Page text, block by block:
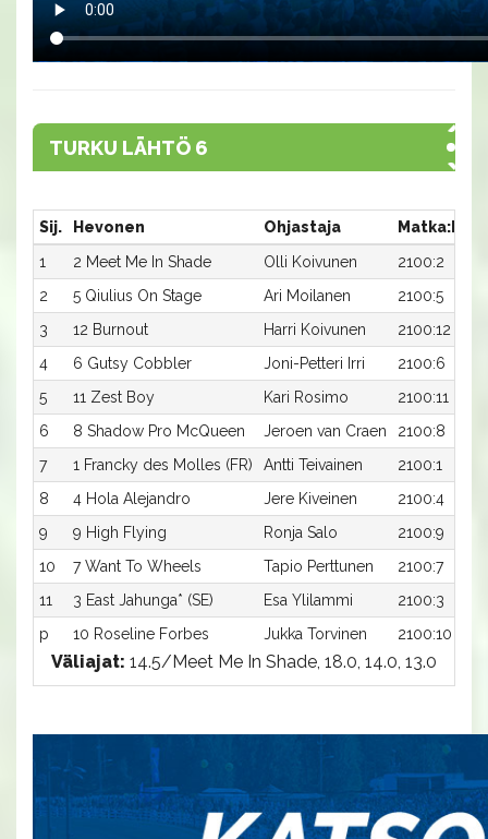
TURKU LÄHTÖ 6
Sij. Hevonen Ohjastaja
Matka:Rata
1
2 Meet Me In Shade Olli Koivunen
2100:2
2
5 Qiulius On Stage Ari Moilanen
2100:5
3
12 Burnout Harri Koivunen
2100:12
4
6 Gutsy Cobbler Joni-Petteri Irri
2100:6
5
11 Zest Boy Kari Rosimo
2100:11
6
8 Shadow Pro McQueen Jeroen van Craen
2100:8
7
1 Francky des Molles (FR) Antti Teivainen
2100:1
8
4 Hola Alejandro Jere Kiveinen
2100:4
9
9 High Flying Ronja Salo
2100:9
10
7 Want To Wheels Tapio Perttunen
2100:7
11
3 East Jahunga* (SE) Esa Ylilammi
2100:3
p
10 Roseline Forbes Jukka Torvinen 2100:10
Väliajat: 14.5/Meet Me In Shade, 18.0, 14.0, 13.0